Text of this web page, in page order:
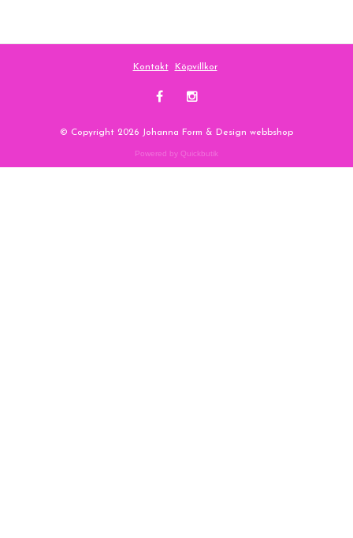
Kontakt Köpvillkor
© Copyright 2026 Johanna Form & Design webbshop
Powered by Quickbutik